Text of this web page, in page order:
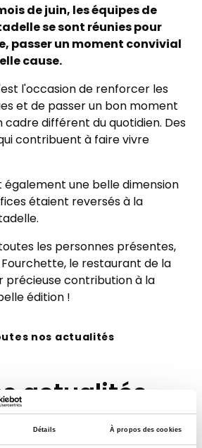
Détails À propos des cookies
de juin, les équipes de
se sont réunies pour
passer un moment convivial
cause.
l'occasion de renforcer les
et de passer un bon moment
cadre différent du quotidien. Des
contribuent à faire vivre
une belle dimension
étaient reversés à la
les personnes présentes,
le restaurant de la
précieuse contribution à la
édition !
nos actualités
actualités